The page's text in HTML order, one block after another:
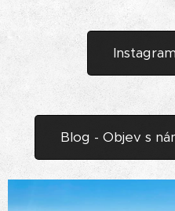
Blog - Objev s